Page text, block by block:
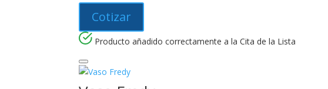
Cotizar
Producto añadido correctamente a la Cita de la Lista